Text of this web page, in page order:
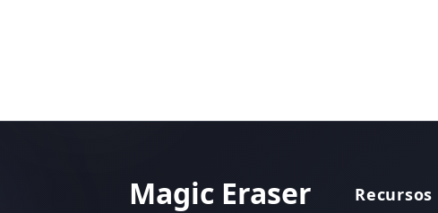
Magic Eraser Recursos